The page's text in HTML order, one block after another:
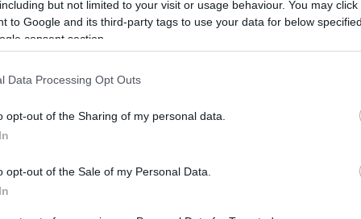
but not limited to your visit or usage behaviour. You may
to Google and its third-party tags to use your data for below
consent section.
Data Processing Opt Outs
opt-out of the Sharing of my personal data.
opt-out of the Sale of my Personal Data.
6ο Πανελλήνιο Συνεδριο Ελληνικού
Κολλεγίου Παιδιάτρων
Σάββατο, 10 Νοεμβρίου 2012
"Οι